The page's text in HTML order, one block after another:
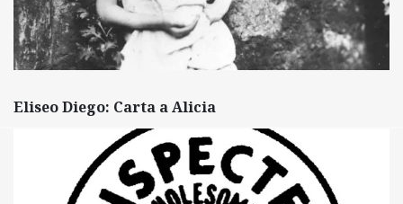
Eliseo Diego: Carta a Alicia